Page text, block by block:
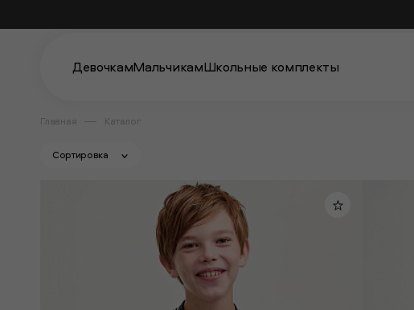
ДевочкамМальчикамШкольные комплекты
Главная Каталог
Сортировка